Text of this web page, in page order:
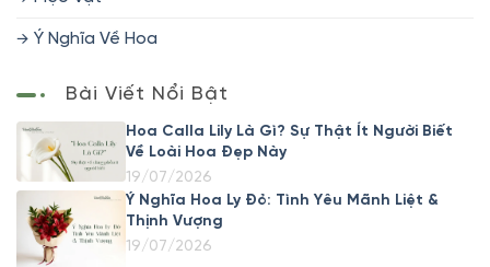
Ý Nghĩa Về Hoa
Bài Viết Nổi Bật
Hoa Calla Lily Là Gì? Sự Thật Ít Người Biết
Về Loài Hoa Đẹp Này
19/07/2026
Ý Nghĩa Hoa Ly Đỏ: Tình Yêu Mãnh Liệt &
Thịnh Vượng
19/07/2026